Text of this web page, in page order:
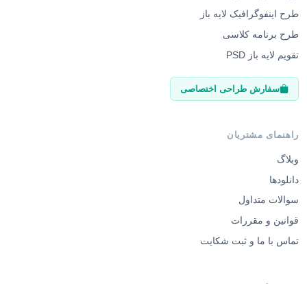
طرح اینفوگرافیک لایه باز
طرح برنامه کلاسی
تقویم لایه باز PSD
سفارش طراحی اختصاصی
راهنمای مشتریان
وبلاگ
دانلودها
سوالات متداول
قوانین و مقررات
تماس با ما و ثبت شکایت